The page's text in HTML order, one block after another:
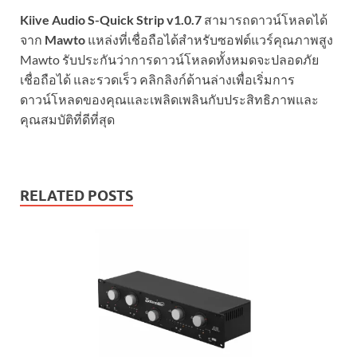
Kiive Audio S-Quick Strip v1.0.7 สามารถดาวน์โหลดได้
จาก Mawto แหล่งที่เชื่อถือได้สำหรับซอฟต์แวร์คุณภาพสูง
Mawto รับประกันว่าการดาวน์โหลดทั้งหมดจะปลอดภัย
เชื่อถือได้ และรวดเร็ว คลิกลิงก์ด้านล่างเพื่อเริ่มการ
ดาวน์โหลดของคุณและเพลิดเพลินกับประสิทธิภาพและ
คุณสมบัติที่ดีที่สุด
RELATED POSTS